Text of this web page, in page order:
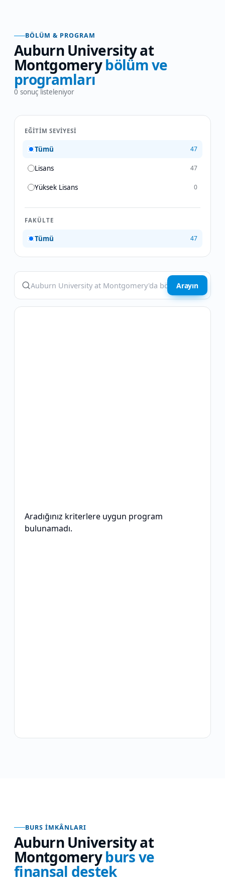
BÖLÜM & PROGRAM
Auburn University at
Montgomery bölüm ve
programları
0 sonuç listeleniyor
EĞITIM SEVIYESI
Tümü 47
Lisans 47
Yüksek Lisans 0
FAKÜLTE
Tümü 47
Arayın
Aradığınız kriterlere uygun program
bulunamadı.
BURS İMKÂNLARI
Auburn University at
Montgomery burs ve
finansal destek